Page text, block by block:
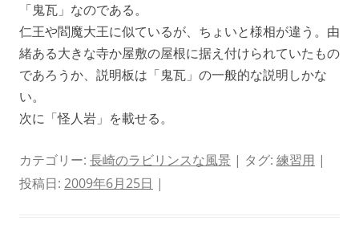
「鬼瓦」なのである。
仁王や閻魔大王に似ているが、ちょいと様相が違う。由
緒ある大きな寺か屋敷の屋根に据え付けられていたもの
であろうか、説明板は「鬼瓦」の一般的な説明しかな
い。
次に「怪人岩」を載せる。
カテゴリー: 長崎のラビリンスな風景 | タグ: 練習用 |
投稿日: 2009年6月25日 |